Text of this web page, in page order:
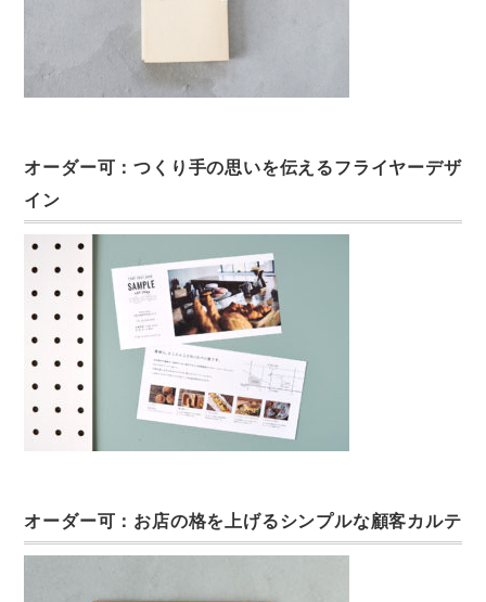
オーダー可：つくり手の思いを伝えるフライヤーデザ
イン
オーダー可：お店の格を上げるシンプルな顧客カルテ